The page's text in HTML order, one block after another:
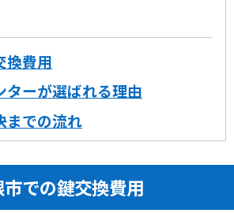
換費用
ターが選ばれる理由
までの流れ
市での鍵交換費用